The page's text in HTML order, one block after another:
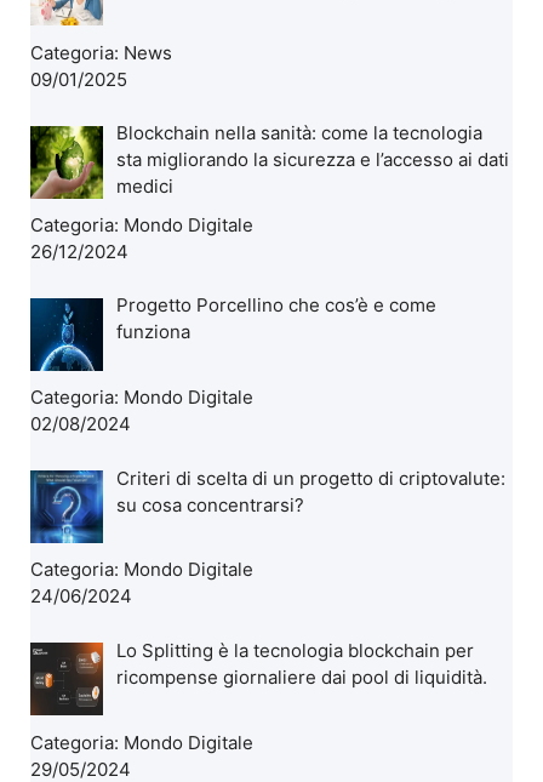
Categoria: News
09/01/2025
Blockchain nella sanità: come la tecnologia
sta migliorando la sicurezza e l’accesso ai dati
medici
Categoria: Mondo Digitale
26/12/2024
Progetto Porcellino che cos’è e come
funziona
Categoria: Mondo Digitale
02/08/2024
Criteri di scelta di un progetto di criptovalute:
su cosa concentrarsi?
Categoria: Mondo Digitale
24/06/2024
Lo Splitting è la tecnologia blockchain per
ricompense giornaliere dai pool di liquidità.
Categoria: Mondo Digitale
29/05/2024